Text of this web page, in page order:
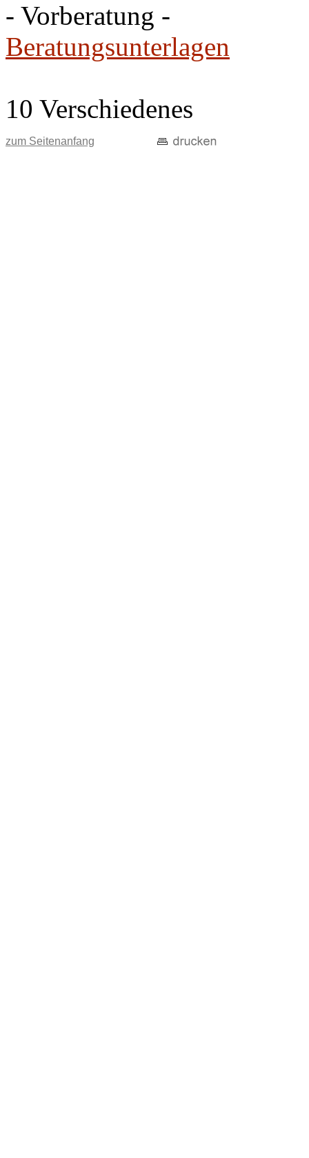
- Vorberatung -
Beratungsunterlagen
10 Verschiedenes
zum Seitenanfang